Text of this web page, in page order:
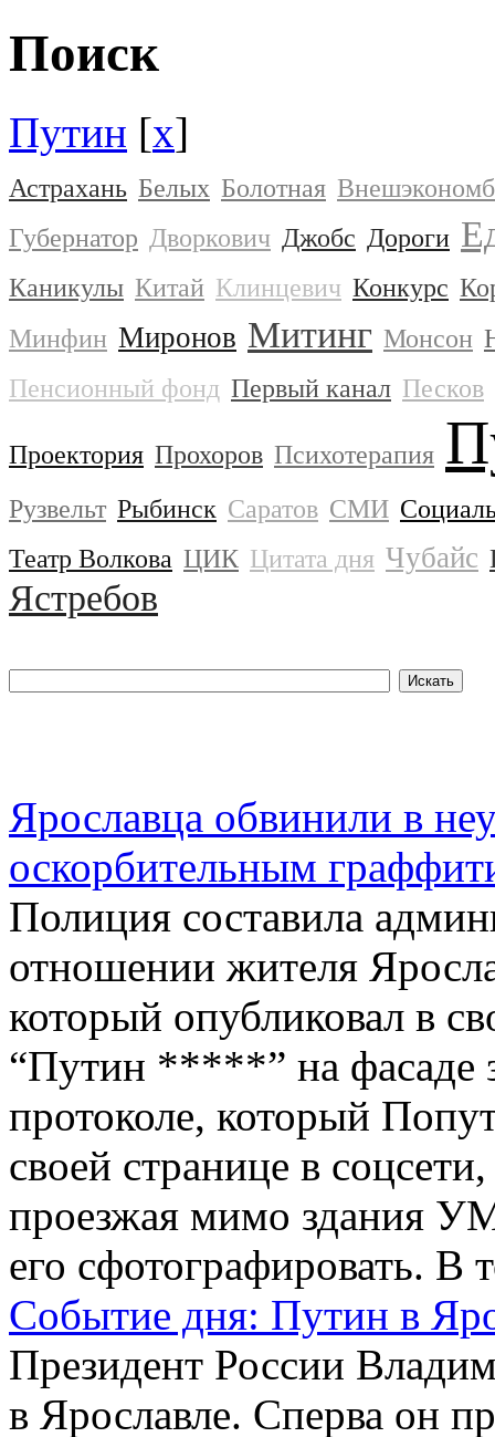
Поиск
Путин [x]
Астрахань Белых Болотная
Губернатор Дворкович Джобс Дороги
Каникулы Китай Клинцевич Конкурс
Минфин Миронов Митинг Монсон
Пенсионный фонд Первый канал Песков
Проектория Прохоров Психотерапия
Рузвельт Рыбинск Саратов СМИ
Театр Волкова ЦИК Цитата дня Чубайс
Ястребов
Ярославца обвинили в
оскорбительным
Полиция составила
отношении жителя
который опубликовал в
“Путин *****” на фасаде
протоколе, который
своей странице в
проезжая мимо здания
его сфотографировать. В
Событие дня: Путин в
Президент России
в Ярославле. Сперва он